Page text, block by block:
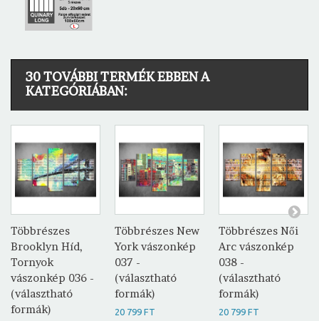
30 TOVÁBBI TERMÉK EBBEN A
KATEGÓRIÁBAN:
Többrészes
Brooklyn Híd,
Tornyok
vászonkép 036 -
(választható
formák)
Többrészes New
York vászonkép
037 -
(választható
formák)
20 799 FT
Többrészes Női
Arc vászonkép
038 -
(választható
formák)
20 799 FT